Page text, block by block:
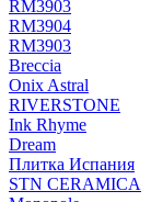
RM3903
RM3904
RM3903
Breccia
Onix Astral
RIVERSTONE
Ink Rhyme
Dream
Плитка Испания
STN CERAMICA